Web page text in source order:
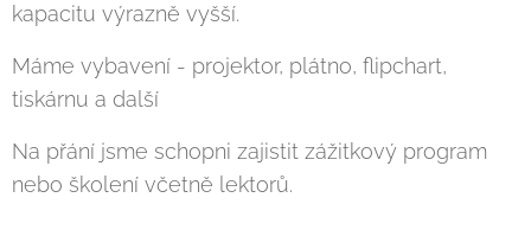
kapacitu výrazně vyšší.
Máme vybavení - projektor, plátno, flipchart,
tiskárnu a další
Na přání jsme schopni zajistit zážitkový program
nebo školení včetně lektorů.